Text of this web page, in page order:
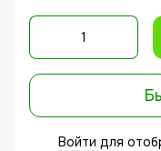
Войти для